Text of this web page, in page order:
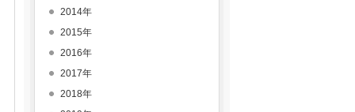
2014年
2015年
2016年
2017年
2018年